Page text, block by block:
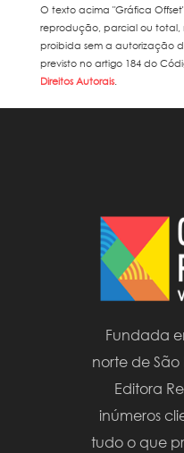
O texto acima "Gráfica Offset
reprodução, parcial ou total,
proibida sem a autorização
previsto no artigo 184 do
Direitos Autorais.
Fundada
norte de
Editora
inúmeros
tudo o que